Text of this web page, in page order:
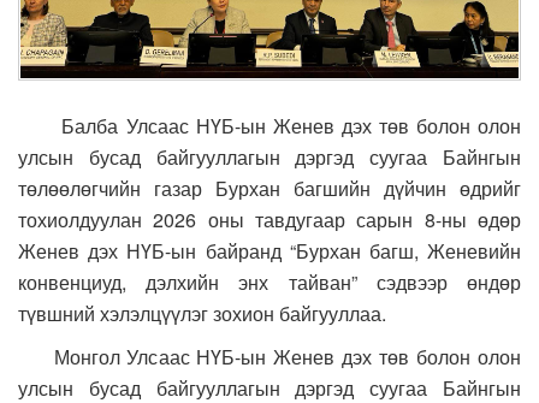
Балба Улсаас НҮБ-ын Женев дэх төв болон олон
улсын бусад байгууллагын дэргэд суугаа Байнгын
төлөөлөгчийн газар Бурхан багшийн дүйчин өдрийг
тохиолдуулан 2026 оны тавдугаар сарын 8-ны өдөр
Женев дэх НҮБ-ын байранд “Бурхан багш, Женевийн
конвенциуд, дэлхийн энх тайван” сэдвээр өндөр
түвшний хэлэлцүүлэг зохион байгууллаа.
Монгол Улсаас НҮБ-ын Женев дэх төв болон олон
улсын бусад байгууллагын дэргэд суугаа Байнгын